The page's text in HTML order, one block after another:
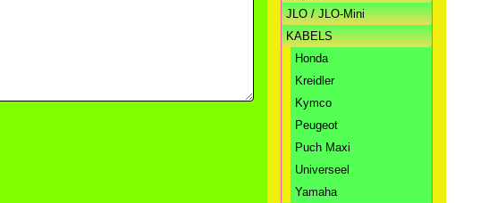
JLO / JLO-Mini
KABELS
Honda
Kreidler
Kymco
Peugeot
Puch Maxi
Universeel
Yamaha